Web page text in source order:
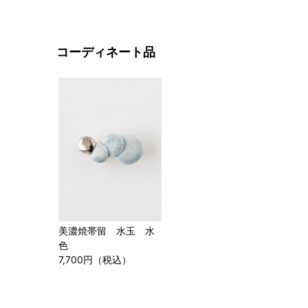
コーディネート品
美濃焼帯留 水玉 水
色
7,700円（税込）